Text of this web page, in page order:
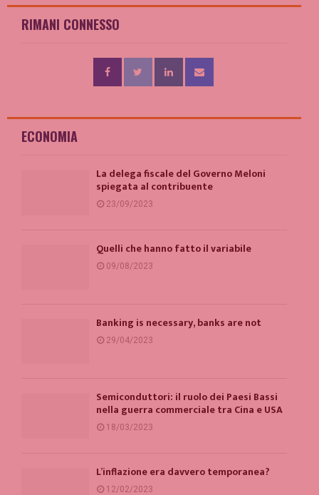
RIMANI CONNESSO
ECONOMIA
La delega fiscale del Governo Meloni
spiegata al contribuente
23/09/2023
Quelli che hanno fatto il variabile
09/08/2023
Banking is necessary, banks are not
29/04/2023
Semiconduttori: il ruolo dei Paesi Bassi
nella guerra commerciale tra Cina e USA
18/03/2023
L’inflazione era davvero temporanea?
12/02/2023